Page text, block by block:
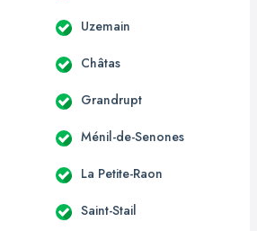
Uzemain
Châtas
Grandrupt
Ménil-de-Senones
La Petite-Raon
Saint-Stail